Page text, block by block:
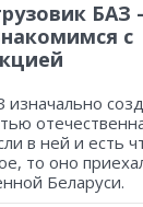
БАЗ
с
в ней и есть
то оно
Беларуси.